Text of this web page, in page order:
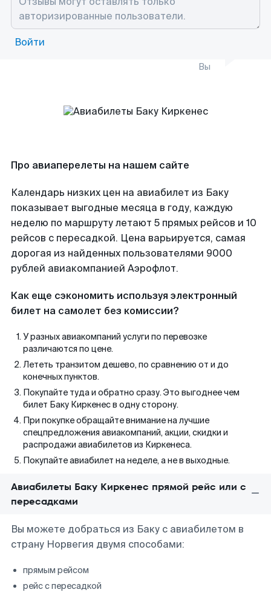
Войти
Вы
Про авиаперелеты на нашем сайте
Календарь низких цен на авиабилет из Баку
показывает выгодные месяца в году, каждую
неделю по маршруту летают 5 прямых рейсов и 10
рейсов с пересадкой. Цена варьируется, самая
дорогая из найденных пользователями 9000
рублей авиакомпанией Аэрофлот.
Как еще сэкономить используя электронный
билет на самолет без комиссии?
У разных авиакомпаний услуги по перевозке
различаются по цене.
Лететь транзитом дешево, по сравнению от и до
конечных пунктов.
Покупайте туда и обратно сразу. Это выгоднее чем
билет Баку Киркенес в одну сторону.
При покупке обращайте внимание на лучшие
спецпредложения авиакомпаний, акции, скидки и
распродажи авиабилетов из Киркенеса.
Покупайте авиабилет на неделе, а не в выходные.
Авиабилеты Баку Киркенес прямой рейс или с
пересадками
Вы можете добраться из Баку с авиабилетом в
страну Норвегия двумя способами:
прямым рейсом
рейс с пересадкой